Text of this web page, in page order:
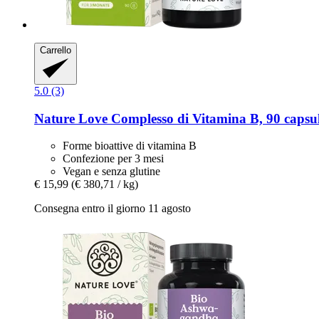
Carrello
5.0 (3)
Nature Love Complesso di Vitamina B, 90
Forme bioattive di vitamina B
Confezione per 3 mesi
Vegan e senza glutine
€ 15,99 (€ 380,71 / kg)
Consegna entro il giorno 11 agosto